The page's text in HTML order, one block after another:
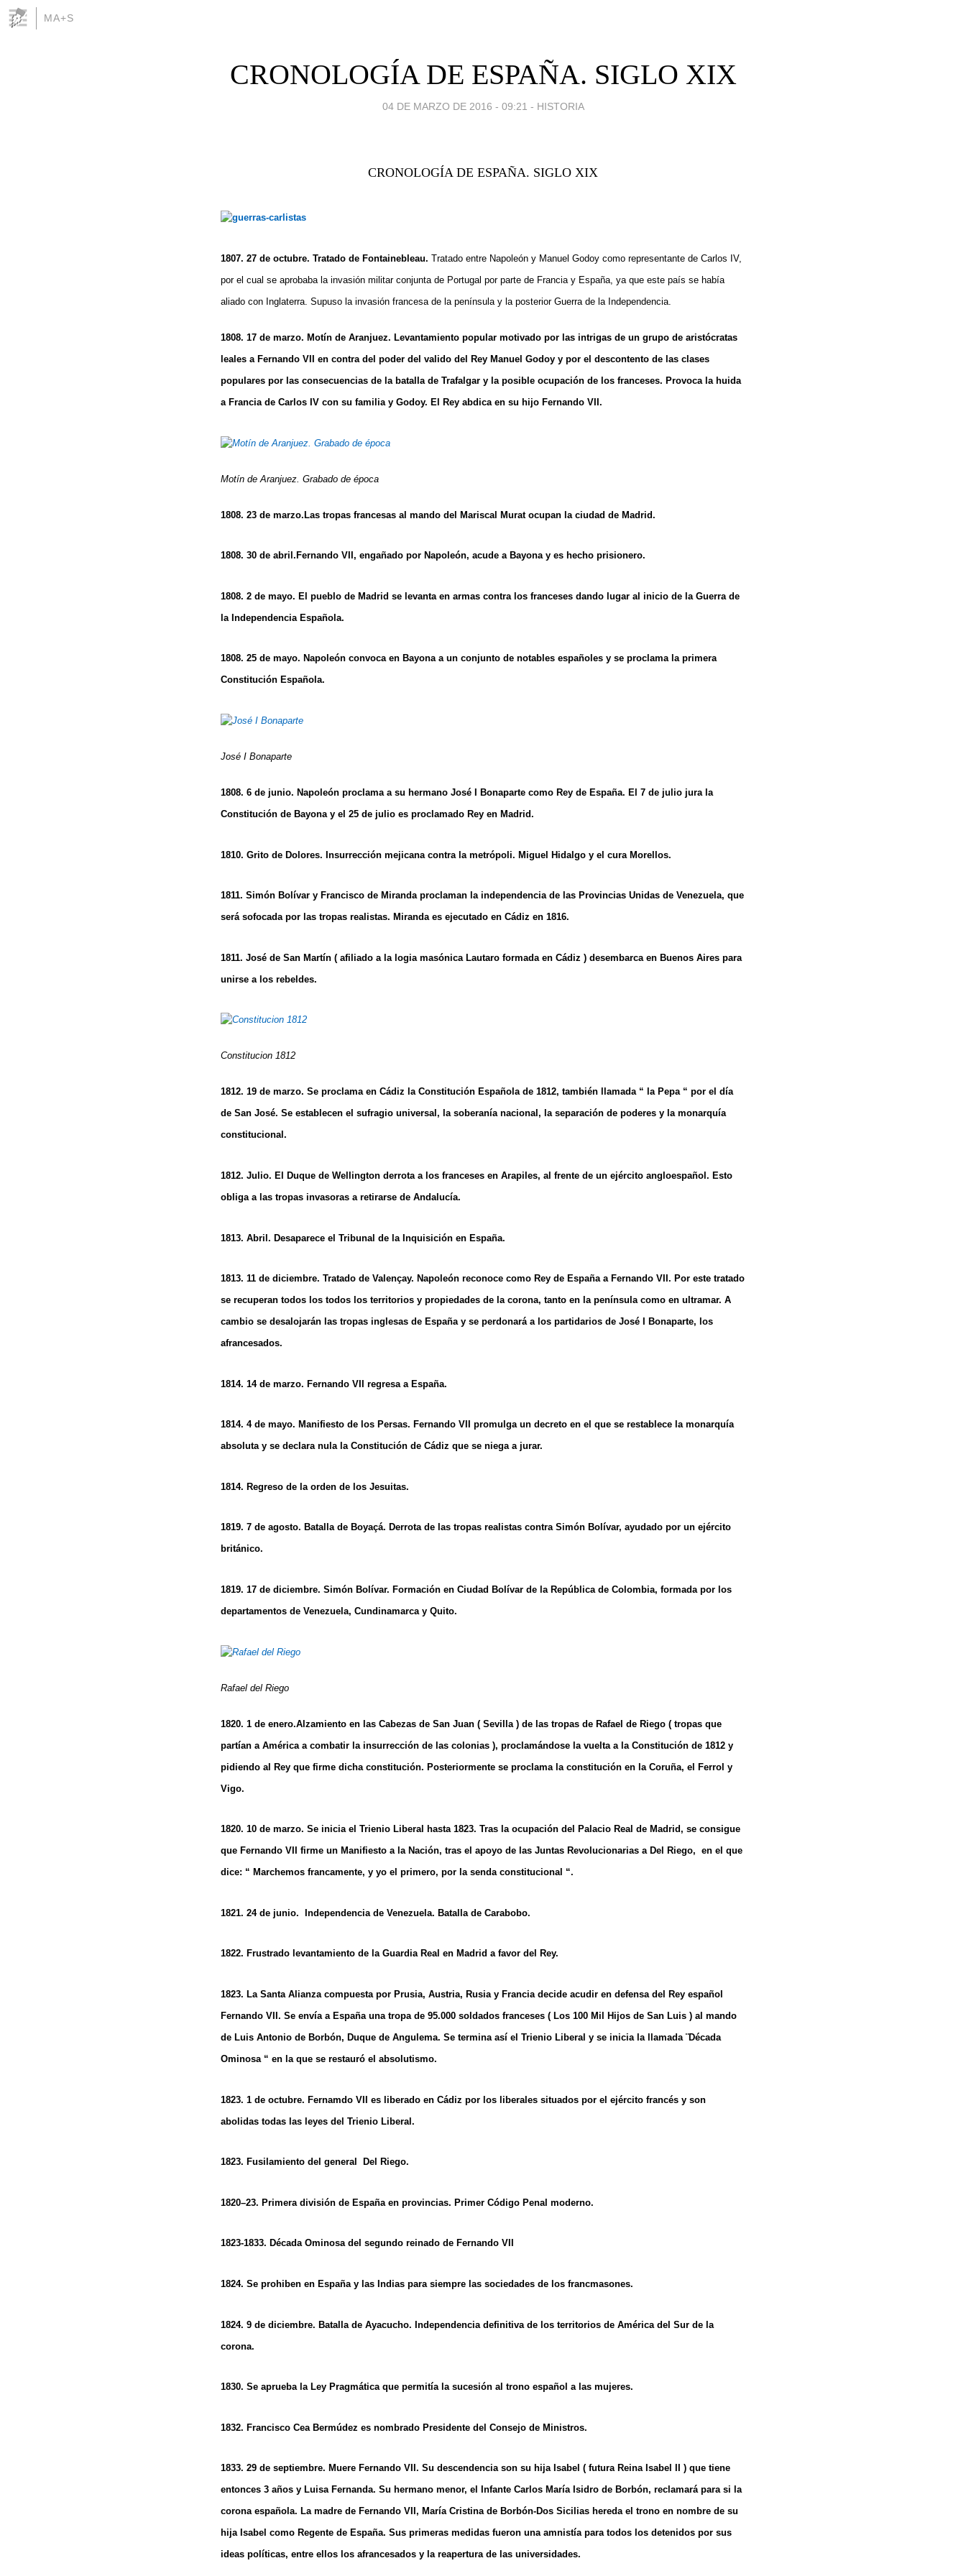
MA+S
CRONOLOGÍA DE ESPAÑA. SIGLO XIX
04 DE MARZO DE 2016 - 09:21 - HISTORIA
CRONOLOGÍA DE ESPAÑA. SIGLO XIX
1807. 27 de octubre. Tratado de Fontainebleau. Tratado entre Napoleón y Manuel Godoy como representante de Carlos IV,
por el cual se aprobaba la invasión militar conjunta de Portugal por parte de Francia y España, ya que este país se había
aliado con Inglaterra. Supuso la invasión francesa de la península y la posterior Guerra de la Independencia.
1808. 17 de marzo. Motín de Aranjuez. Levantamiento popular motivado por las intrigas de un grupo de aristócratas
leales a Fernando VII en contra del poder del valido del Rey Manuel Godoy y por el descontento de las clases
populares por las consecuencias de la batalla de Trafalgar y la posible ocupación de los franceses. Provoca la huida
a Francia de Carlos IV con su familia y Godoy. El Rey abdica en su hijo Fernando VII.
Motín de Aranjuez. Grabado de época
1808. 23 de marzo.Las tropas francesas al mando del Mariscal Murat ocupan la ciudad de Madrid.
1808. 30 de abril.Fernando VII, engañado por Napoleón, acude a Bayona y es hecho prisionero.
1808. 2 de mayo. El pueblo de Madrid se levanta en armas contra los franceses dando lugar al inicio de la Guerra de
la Independencia Española.
1808. 25 de mayo. Napoleón convoca en Bayona a un conjunto de notables españoles y se proclama la primera
Constitución Española.
José I Bonaparte
1808. 6 de junio. Napoleón proclama a su hermano José I Bonaparte como Rey de España. El 7 de julio jura la
Constitución de Bayona y el 25 de julio es proclamado Rey en Madrid.
1810. Grito de Dolores. Insurrección mejicana contra la metrópoli. Miguel Hidalgo y el cura Morellos.
1811. Simón Bolívar y Francisco de Miranda proclaman la independencia de las Provincias Unidas de Venezuela, que
será sofocada por las tropas realistas. Miranda es ejecutado en Cádiz en 1816.
1811. José de San Martín ( afiliado a la logia masónica Lautaro formada en Cádiz ) desembarca en Buenos Aires para
unirse a los rebeldes.
Constitucion 1812
1812. 19 de marzo. Se proclama en Cádiz la Constitución Española de 1812, también llamada “ la Pepa “ por el día
de San José. Se establecen el sufragio universal, la soberanía nacional, la separación de poderes y la monarquía
constitucional.
1812. Julio. El Duque de Wellington derrota a los franceses en Arapiles, al frente de un ejército angloespañol. Esto
obliga a las tropas invasoras a retirarse de Andalucía.
1813. Abril. Desaparece el Tribunal de la Inquisición en España.
1813. 11 de diciembre. Tratado de Valençay. Napoleón reconoce como Rey de España a Fernando VII. Por este tratado
se recuperan todos los todos los territorios y propiedades de la corona, tanto en la península como en ultramar. A
cambio se desalojarán las tropas inglesas de España y se perdonará a los partidarios de José I Bonaparte, los
afrancesados.
1814. 14 de marzo. Fernando VII regresa a España.
1814. 4 de mayo. Manifiesto de los Persas. Fernando VII promulga un decreto en el que se restablece la monarquía
absoluta y se declara nula la Constitución de Cádiz que se niega a jurar.
1814. Regreso de la orden de los Jesuitas.
1819. 7 de agosto. Batalla de Boyaçá. Derrota de las tropas realistas contra Simón Bolívar, ayudado por un ejército
británico.
1819. 17 de diciembre. Simón Bolívar. Formación en Ciudad Bolívar de la República de Colombia, formada por los
departamentos de Venezuela, Cundinamarca y Quito.
Rafael del Riego
1820. 1 de enero.Alzamiento en las Cabezas de San Juan ( Sevilla ) de las tropas de Rafael de Riego ( tropas que
partían a América a combatir la insurrección de las colonias ), proclamándose la vuelta a la Constitución de 1812 y
pidiendo al Rey que firme dicha constitución. Posteriormente se proclama la constitución en la Coruña, el Ferrol y
Vigo.
1820. 10 de marzo. Se inicia el Trienio Liberal hasta 1823. Tras la ocupación del Palacio Real de Madrid, se consigue
que Fernando VII firme un Manifiesto a la Nación, tras el apoyo de las Juntas Revolucionarias a Del Riego, en el que
dice: “ Marchemos francamente, y yo el primero, por la senda constitucional “.
1821. 24 de junio. Independencia de Venezuela. Batalla de Carabobo.
1822. Frustrado levantamiento de la Guardia Real en Madrid a favor del Rey.
1823. La Santa Alianza compuesta por Prusia, Austria, Rusia y Francia decide acudir en defensa del Rey español
Fernando VII. Se envía a España una tropa de 95.000 soldados franceses ( Los 100 Mil Hijos de San Luis ) al mando
de Luis Antonio de Borbón, Duque de Angulema. Se termina así el Trienio Liberal y se inicia la llamada ¨Década
Ominosa “ en la que se restauró el absolutismo.
1823. 1 de octubre. Fernamdo VII es liberado en Cádiz por los liberales situados por el ejército francés y son
abolidas todas las leyes del Trienio Liberal.
1823. Fusilamiento del general Del Riego.
1820–23. Primera división de España en provincias. Primer Código Penal moderno.
1823-1833. Década Ominosa del segundo reinado de Fernando VII
1824. Se prohiben en España y las Indias para siempre las sociedades de los francmasones.
1824. 9 de diciembre. Batalla de Ayacucho. Independencia definitiva de los territorios de América del Sur de la
corona.
1830. Se aprueba la Ley Pragmática que permitía la sucesión al trono español a las mujeres.
1832. Francisco Cea Bermúdez es nombrado Presidente del Consejo de Ministros.
1833. 29 de septiembre. Muere Fernando VII. Su descendencia son su hija Isabel ( futura Reina Isabel II ) que tiene
entonces 3 años y Luisa Fernanda. Su hermano menor, el Infante Carlos María Isidro de Borbón, reclamará para si la
corona española. La madre de Fernando VII, María Cristina de Borbón-Dos Sicilias hereda el trono en nombre de su
hija Isabel como Regente de España. Sus primeras medidas fueron una amnistía para todos los detenidos por sus
ideas políticas, entre ellos los afrancesados y la reapertura de las universidades.